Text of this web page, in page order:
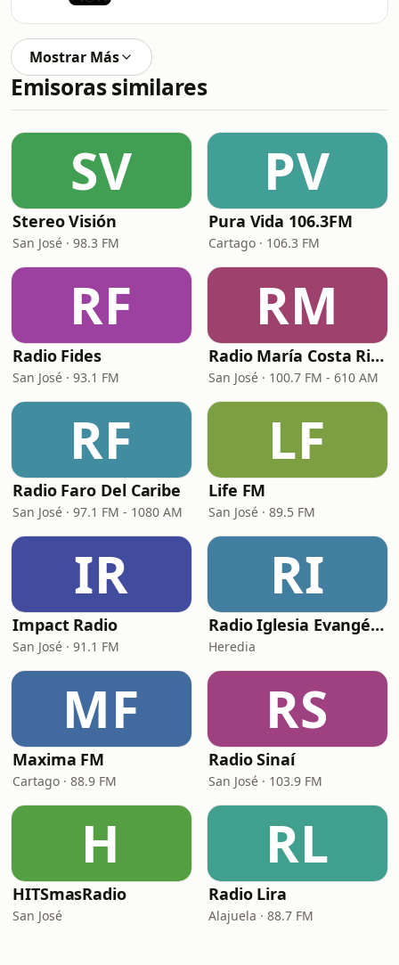
Mostrar Más
Emisoras similares
SV
Stereo Visión
San José · 98.3 FM
PV
Pura Vida 106.3FM
Cartago · 106.3 FM
RF
Radio Fides
San José · 93.1 FM
RM
Radio María Costa Rica
San José · 100.7 FM - 610 AM
RF
Radio Faro Del Caribe
San José · 97.1 FM - 1080 AM
LF
Life FM
San José · 89.5 FM
IR
Impact Radio
San José · 91.1 FM
RI
Radio Iglesia Evangélica Dios Te Ama
Heredia
MF
Maxima FM
Cartago · 88.9 FM
RS
Radio Sinaí
San José · 103.9 FM
H
HITSmasRadio
San José
RL
Radio Lira
Alajuela · 88.7 FM